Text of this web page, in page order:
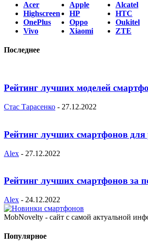
Acer Apple Alcatel
Highscreen
HP HTC
OnePlus
Oppo Oukitel
Vivo
Xiaomi ZTE
Последнее
Рейтинг лучших моделей
Стас Тарасенко - 27.12.2022
Рейтинг лучших смартфонов для
Alex - 27.12.2022
Рейтинг лучших смартфонов за
Alex - 24.12.2022
MobNovelty - сайт с самой актуальной
Популярное